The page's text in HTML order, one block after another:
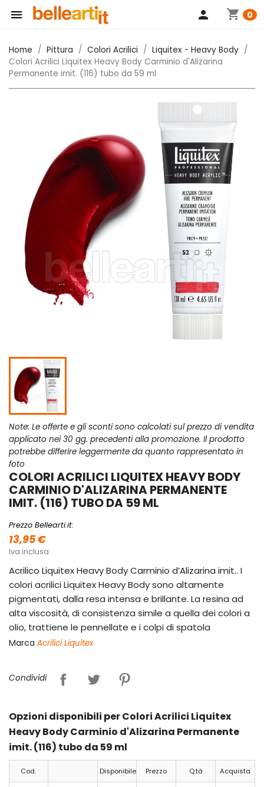
 shopping_cart 0
person
Home Pittura Colori Acrilici
Liquitex - Heavy Body
Colori Acrilici Liquitex Heavy Body Carminio d'Alizarina
Permanente imit. (116) tubo da 59 ml
Note: Le offerte e gli sconti sono calcolati sul prezzo di vendita
applicato nei 30 gg. precedenti alla promozione. Il prodotto
potrebbe differire leggermente da quanto rappresentato in
foto
COLORI ACRILICI LIQUITEX HEAVY BODY
CARMINIO D'ALIZARINA PERMANENTE
IMIT. (116) TUBO DA 59 ML
Prezzo Bellearti.it:
13,95 €
Iva inclusa
Acrilico Liquitex Heavy Body Carminio d’Alizarina imit.. I
colori acrilici Liquitex Heavy Body sono altamente
pigmentati, dalla resa intensa e brillante. La resina ad
alta viscosità, di consistenza simile a quella dei colori a
olio, trattiene le pennellate e i colpi di spatola
Marca Acrilici Liquitex
Condividi
Opzioni disponibili per Colori Acrilici Liquitex
Heavy Body Carminio d'Alizarina Permanente
imit. (116) tubo da 59 ml
Cod. Disponibile Prezzo Q.tà Acquista